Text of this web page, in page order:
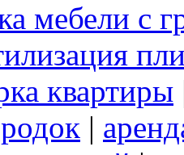
мебели с
квартиры
|